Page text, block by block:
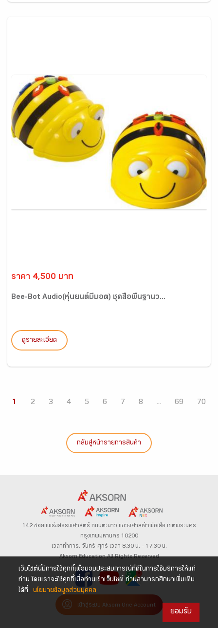
ราคา 4,500 บาท
Bee-Bot Audio(หุ่นยนต์บีบอต) ชุดสื่อพื้นฐานว...
ดูรายละเอียด
1 2 3 4 5 6 7 8 ... 69 70
กลับสู่หน้ารายการสินค้า
142 ซอยแพร่งสรรพศาสตร์ ถนนตะนาว แขวงศาลเจ้าพ่อเสือ เขตพระนคร
กรุงเทพมหานคร 10200
เวลาทำการ: จันทร์-ศุกร์ เวลา 8.30 น. – 17.30 น.
Aksorn Education All Rights Reserved
เข้าสู่ระบบ Aksorn One Account
เว็บไซต์นี้มีการใช้คุกกี้เพื่อมอบประสบการณ์ที่ดีในการใช้บริการให้แก่
ท่าน โดยเราจะใช้คุกกี้เมื่อท่านเข้าเว็บไซต์ ท่านสามารถศึกษาเพิ่มเติม
ได้ที่
นโยบายข้อมูลส่วนบุคคล
ยอมรับ